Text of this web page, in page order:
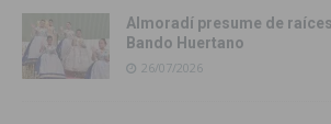
Almoradí presume de
Bando Huertano
26/07/2026